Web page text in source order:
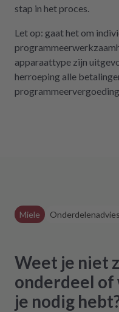
stap in het proces.
Let op: gaat het om
apparaattype zijn
herroeping alle
Miele Onderdelenadvies
Weet je niet
onderdeel
je nodig